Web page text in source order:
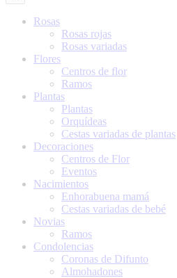
Rosas
Rosas rojas
Rosas variadas
Flores
Centros de flor
Ramos
Plantas
Plantas
Orquídeas
Cestas variadas de plantas
Decoraciones
Centros de Flor
Eventos
Nacimientos
Enhorabuena mamá
Cestas variadas de bebé
Novias
Ramos
Condolencias
Coronas de Difunto
Almohadones